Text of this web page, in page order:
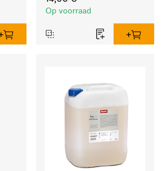
Op voorraad